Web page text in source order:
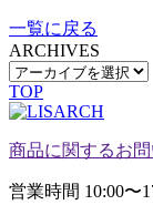
一覧に戻る
ARCHIVES
TOP
商品に関するお
営業時間 10:00〜